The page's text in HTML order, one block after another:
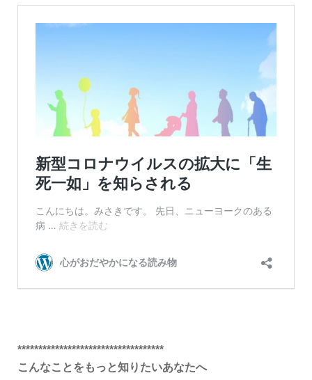
***********************************
こんなことをもっと知りたいあなたへ